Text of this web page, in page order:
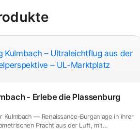
- Erlebe die Plassenburg
Kulmbach — Renaissance-Burganlage in ihrer
Pracht aus der Luft, mit